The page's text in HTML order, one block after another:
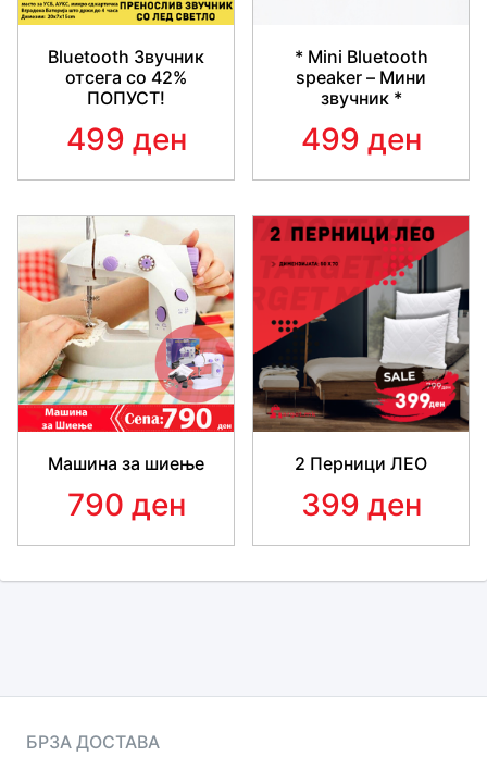
Bluetooth Звучник
отсега со 42%
ПОПУСТ!
499 ден
* Mini Bluetooth
speaker – Мини
звучник *
499 ден
Машина за шиење
790 ден
2 Перници ЛЕО
399 ден
БРЗА ДОСТАВА